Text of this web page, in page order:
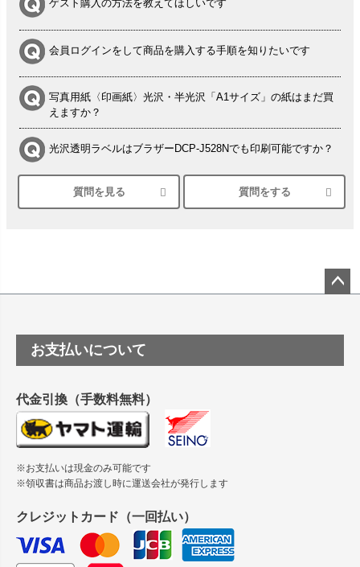
ゲスト購入の方法を教えてほしいです
会員ログインをして商品を購入する手順を知りたいです
写真用紙〈印画紙〉光沢・半光沢「A1サイズ」の紙はまだ買
えますか？
光沢透明ラベルはブラザーDCP-J528Nでも印刷可能ですか？
シルバーペーパーにEPSON EP-30VAで印刷するときの設定
は？
塩ビのロール紙で離型紙が透明の商品はありますか
つや消し半透明ラベルのロールタイプはありますか？
縦420mm×横650mmの包装紙に適した紙はありますか？
質問を見る 質問をする
ップ
お支払いについて
代金引換（手数料無料）
※お支払いは現金のみ可能です
※領収書は商品お渡し時に運送会社が発行します
クレジットカード（一回払い）